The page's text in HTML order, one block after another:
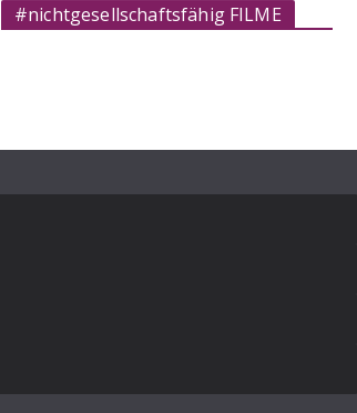
#nichtgesellschaftsfähig FILME